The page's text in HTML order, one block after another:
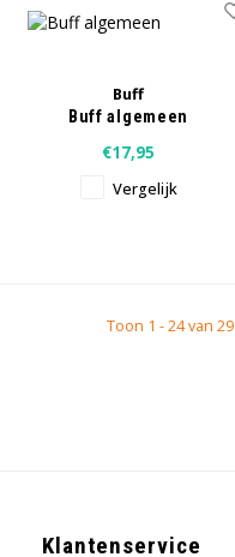
Buff
Buff algemeen
€17,95
Vergelijk
Toon 1 - 24 van 29
Klantenservice